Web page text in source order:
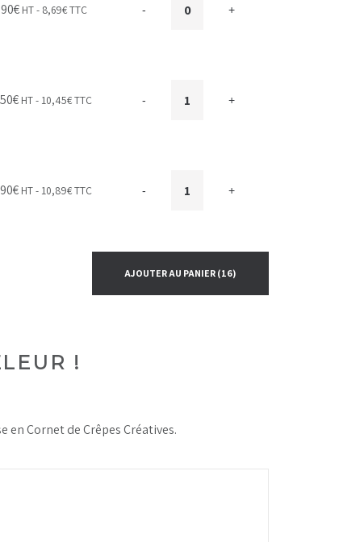
€ HT - 8,69€TTC - +
€ HT - 10,45€TTC - +
€ HT - 10,89€TTC - +
AJOUTER AU PANIER (16)
!
Cornet de Crêpes Créatives.